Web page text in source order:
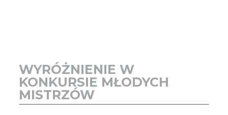
WYRÓŻNIENIE W
KONKURSIE MŁODYCH
MISTRZÓW